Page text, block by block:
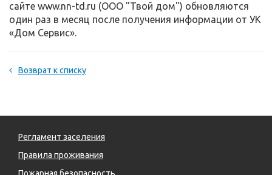
сайте www.nn-td.ru (ООО "Твой дом") обновляются
один раз в месяц после получения информации от УК
«Дом Сервис».
Возврат к списку
Регламент заселения
Правила проживания